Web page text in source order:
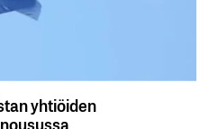
yhtiöiden